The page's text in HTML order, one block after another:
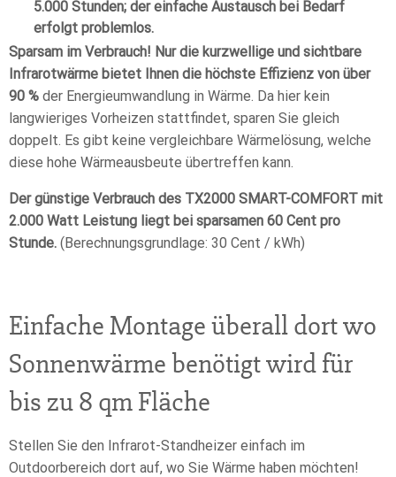
5.000 Stunden; der einfache Austausch bei Bedarf
erfolgt problemlos.
Sparsam im Verbrauch! Nur die kurzwellige und sichtbare
Infrarotwärme bietet Ihnen die höchste Effizienz von über
90 % der Energieumwandlung in Wärme. Da hier kein
langwieriges Vorheizen stattfindet, sparen Sie gleich
doppelt. Es gibt keine vergleichbare Wärmelösung, welche
diese hohe Wärmeausbeute übertreffen kann.
Der günstige Verbrauch des TX2000 SMART-COMFORT mit
2.000 Watt Leistung liegt bei sparsamen 60 Cent pro
Stunde. (Berechnungsgrundlage: 30 Cent / kWh)
Einfache Montage überall dort wo
Sonnenwärme benötigt wird für
bis zu 8 qm Fläche
Stellen Sie den Infrarot-Standheizer einfach im
Outdoorbereich dort auf, wo Sie Wärme haben möchten!